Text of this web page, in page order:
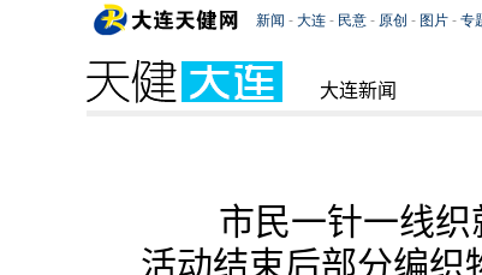
大连新闻
市民一针一线织
活动结束后部分编织